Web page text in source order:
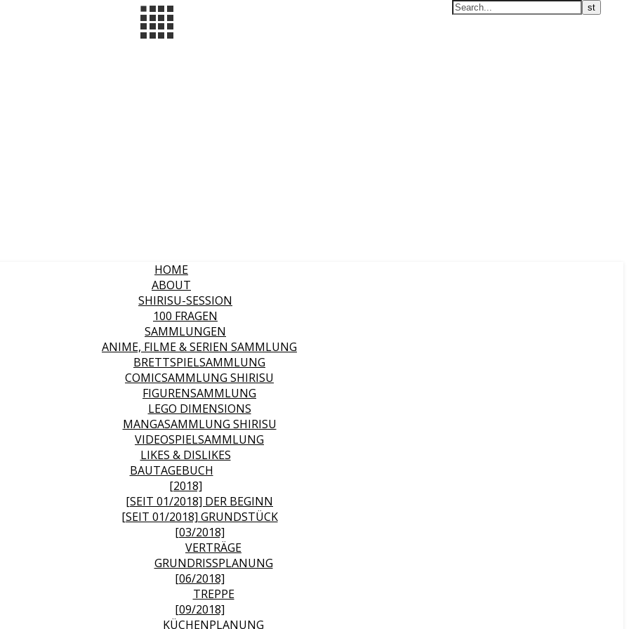
HOME
ABOUT
SHIRISU-SESSION
100 FRAGEN
SAMMLUNGEN
ANIME, FILME & SERIEN SAMMLUNG
BRETTSPIELSAMMLUNG
COMICSAMMLUNG SHIRISU
FIGURENSAMMLUNG
LEGO DIMENSIONS
MANGASAMMLUNG SHIRISU
VIDEOSPIELSAMMLUNG
LIKES & DISLIKES
BAUTAGEBUCH
[2018]
[SEIT 01/2018] DER BEGINN
[SEIT 01/2018] GRUNDSTÜCK
[03/2018]
VERTRÄGE
GRUNDRISSPLANUNG
[06/2018]
TREPPE
[09/2018]
KÜCHENPLANUNG